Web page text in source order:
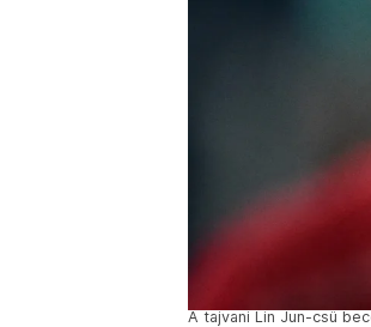
A tajvani Lin Jun-csü